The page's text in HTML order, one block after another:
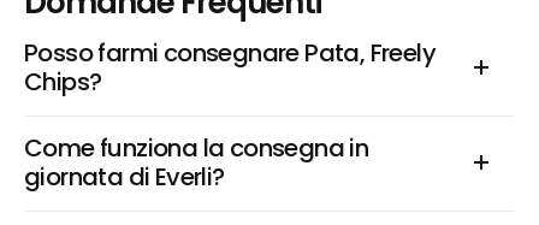
Posso farmi consegnare Pata, Freely
Chips?
Come funziona la consegna in
giornata di Everli?